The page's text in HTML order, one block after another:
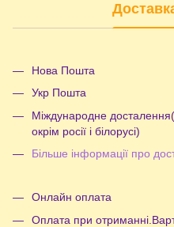
Нова Пошта
Укр Пошта
Міждународне досталення(
окрім росії і білорусі)
Більше інформації про
Онлайн оплата
Оплата при